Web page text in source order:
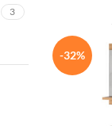
3
-32%